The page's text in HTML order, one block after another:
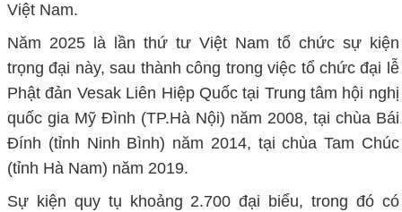
Việt Nam.
Năm 2025 là lần thứ tư Việt Nam tổ chức sự kiện
trọng đại này, sau thành công trong việc tổ chức đại lễ
Phật đản Vesak Liên Hiệp Quốc tại Trung tâm hội nghị
quốc gia Mỹ Đình (TP.Hà Nội) năm 2008, tại chùa Bái
Đính (tỉnh Ninh Bình) năm 2014, tại chùa Tam Chúc
(tỉnh Hà Nam) năm 2019.
Sự kiện quy tụ khoảng 2.700 đại biểu, trong đó có